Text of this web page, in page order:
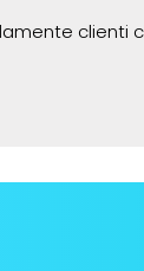
clienti